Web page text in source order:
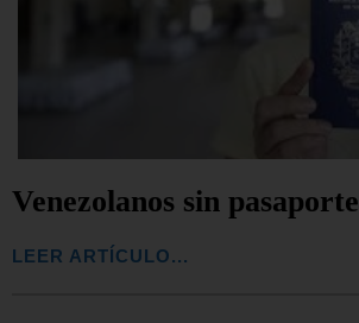
Venezolanos sin pasaporte
LEER ARTÍCULO...